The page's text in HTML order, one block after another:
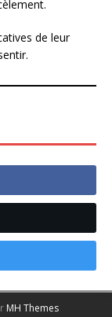
de leur
MH Themes